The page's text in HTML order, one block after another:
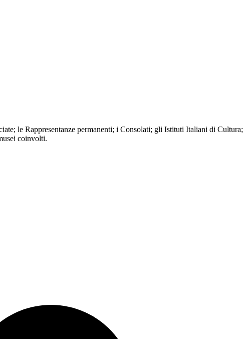
le Rappresentanze permanenti; i Consolati; gli Istituti Italiani di Cultura;
coinvolti.